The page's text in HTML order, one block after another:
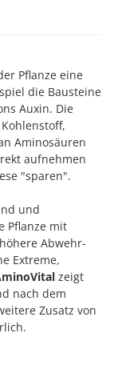
Pflanze eine
die Bausteine
Auxin. Die
Aminosäuren
aufnehmen
"sparen".
und
Pflanze mit
Abwehr-
Extreme,
zeigt
nach dem
Zusatz von